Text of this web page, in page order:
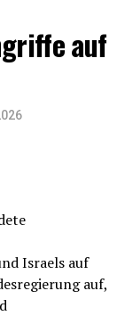
auf
Israels auf
auf,